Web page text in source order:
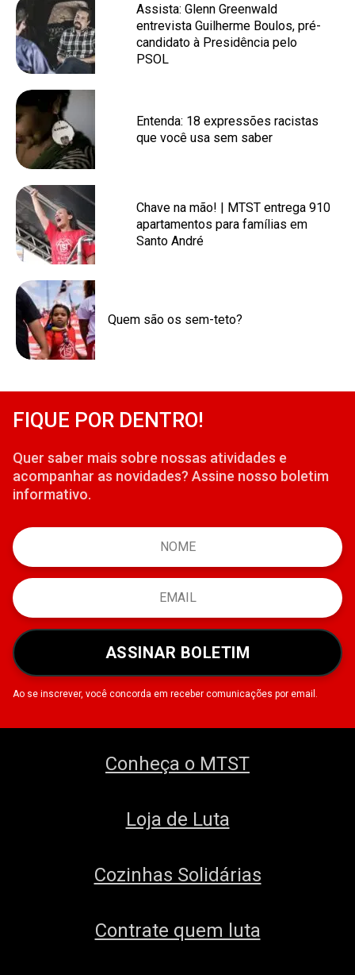
Assista: Glenn Greenwald
entrevista Guilherme Boulos, pré-
candidato à Presidência pelo
PSOL
Entenda: 18 expressões racistas
que você usa sem saber
Chave na mão! | MTST entrega 910
apartamentos para famílias em
Santo André
Quem são os sem-teto?
FIQUE POR DENTRO!
Quer saber mais sobre nossas atividades e
acompanhar as novidades? Assine nosso boletim
informativo.
ASSINAR BOLETIM
Ao se inscrever, você concorda em receber comunicações por email.
Conheça o MTST
Loja de Luta
Cozinhas Solidárias
Contrate quem luta